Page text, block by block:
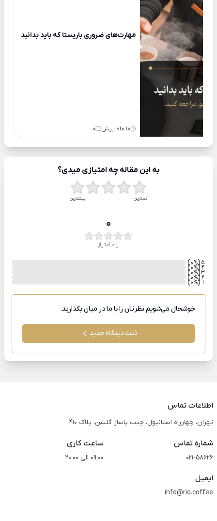
مهارت‌های ضروری باریستا که باید بدانید
10 ماه پیش 0
به این مقاله چه امتیازی میدی؟
کمترین بیشترین
0
از 0 امتیاز
5
(0
%
) 4
(0
%
) 3
(0
%
) 2
(0
%
) 1
(0
%
)
خوشحال می‌شویم نظرتان را با ما در میان بگذارید.
ثبت دیدگاه جدید
اطلاعات تماس
تهران، چهارراه استانبول، جنب پاساژ گلشن، پلاک 410
شماره تماس
021-58626
ساعت کاری
09:00 الی 20:00
ایمیل
info@rio.coffee